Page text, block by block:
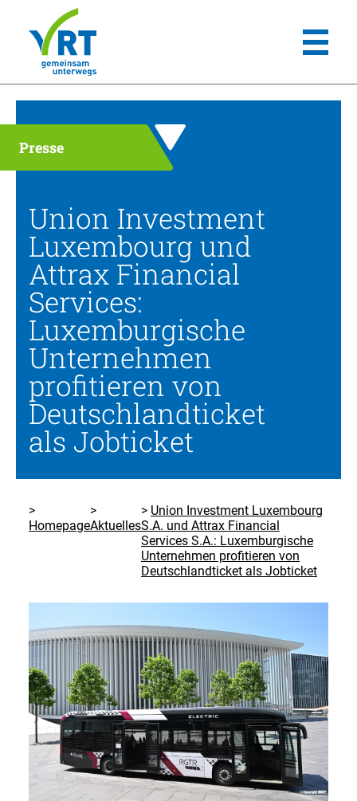
Presse
Union Investment
Luxembourg und
Attrax Financial
Services:
Luxemburgische
Unternehmen
profitieren von
Deutschlandticket
als Jobticket
HomepageAktuelles
Union Investment Luxembourg
S.A. und Attrax Financial
Services S.A.: Luxemburgische
Unternehmen profitieren von
Deutschlandticket als Jobticket